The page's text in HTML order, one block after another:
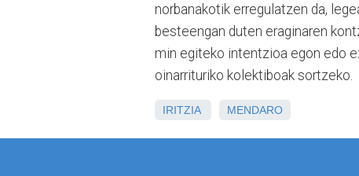
norbanakotik erregulatzen da,
besteengan duten eraginaren
min egiteko intentzioa egon edo
oinarrituriko kolektiboak sortzeko.
IRITZIA MENDARO